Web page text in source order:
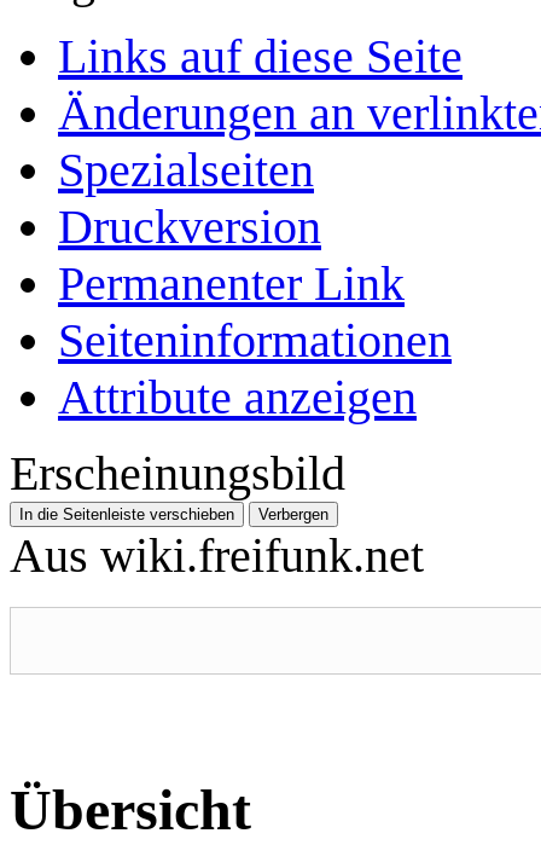
Links auf diese Seite
Änderungen an
Spezialseiten
Druckversion
Permanenter Link
Seiten­­informationen
Attribute anzeigen
Erscheinungsbild
In die Seitenleiste verschieben Verbergen
Aus wiki.freifunk.net
Übersicht